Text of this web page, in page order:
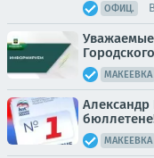
ОФИЦ.
МАКЕЕВКА
МАКЕЕВКА